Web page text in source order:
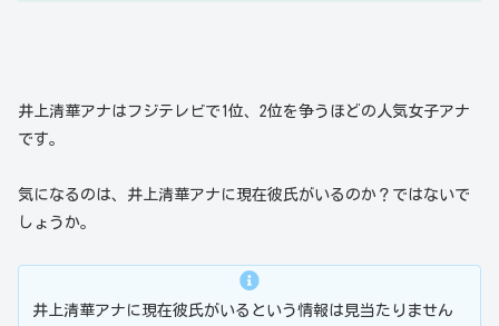
井上清華アナはフジテレビで1位、2位を争うほどの人気女子アナ
です。
気になるのは、井上清華アナに現在彼氏がいるのか？ではないで
しょうか。
井上清華アナに現在彼氏がいるという情報は見当たりません